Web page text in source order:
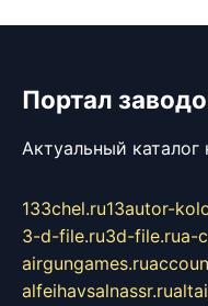
Портал
Актуальный
133chel.ru13autor-
3-d-file.ru3d-file.rua-
airgungames.ru
alfeihavsalnassr.ru